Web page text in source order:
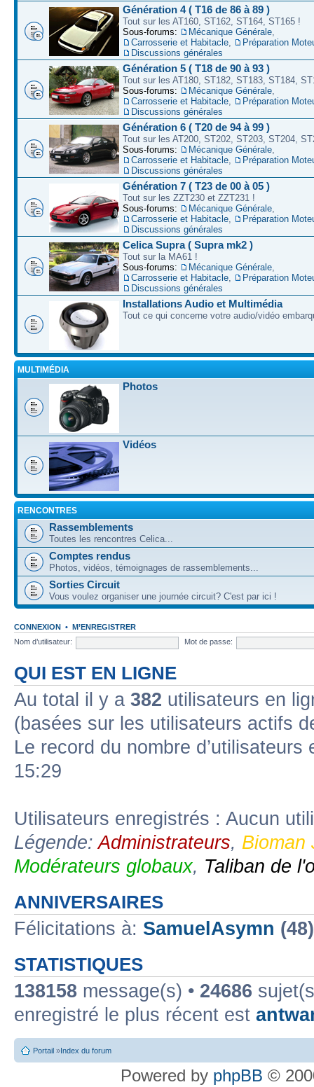
Génération 4 ( T16 de 86 à 89 )
Tout sur les AT160, ST162, ST164, ST165 !
Sous-forums:
Mécanique Générale
Carrosserie et Habitacle
Préparation
Discussions générales
Génération 5 ( T18 de 90 à 93 )
Tout sur les AT180, ST182, ST183, ST184,
Sous-forums:
Mécanique Générale
Carrosserie et Habitacle
Préparation
Discussions générales
Génération 6 ( T20 de 94 à 99 )
Tout sur les AT200, ST202, ST203, ST204,
Sous-forums:
Mécanique Générale
Carrosserie et Habitacle
Préparation
Discussions générales
Génération 7 ( T23 de 00 à 05 )
Tout sur les ZZT230 et ZZT231 !
Sous-forums:
Mécanique Générale
Carrosserie et Habitacle
Préparation
Discussions générales
Celica Supra ( Supra mk2 )
Tout sur la MA61 !
Sous-forums:
Mécanique Générale
Carrosserie et Habitacle
Préparation
Discussions générales
Installations Audio et Multimédia
Tout ce qui concerne votre audio/vidéo
MULTIMÉDIA
Photos
Vidéos
RENCONTRES
Rassemblements
Toutes les rencontres Celica...
Comptes rendus
Photos, vidéos, témoignages de rassemblements...
Sorties Circuit
Vous voulez organiser une journée circuit? C'est par ici !
CONNEXION • M’ENREGISTRER
Nom d’utilisateur:
Mot de passe:
QUI EST EN LIGNE
Au total il y a 382 utilisateurs en
(basées sur les utilisateurs actifs
Le record du nombre
15:29
Utilisateurs enregistrés : Aucun
Légende:Administrateurs, Bioman
Modérateurs globaux, Taliban de
ANNIVERSAIRES
Félicitations à: SamuelAsymn
STATISTIQUES
138158 message(s) • 24686
enregistré le plus récent est
Portail »Index du forum
Powered by phpBB ©